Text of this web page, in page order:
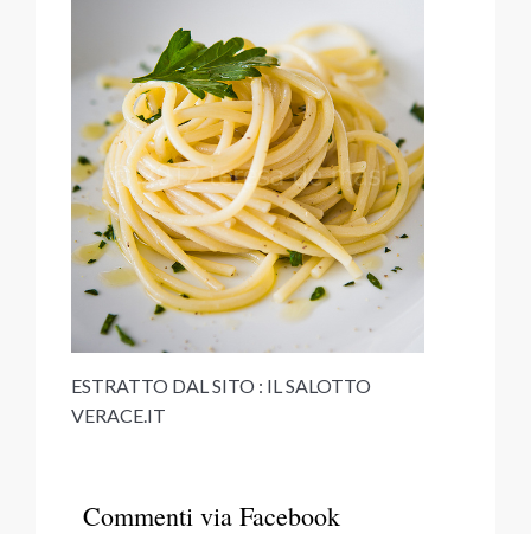
ESTRATTO DAL SITO : IL SALOTTO
VERACE.IT
Commenti via Facebook